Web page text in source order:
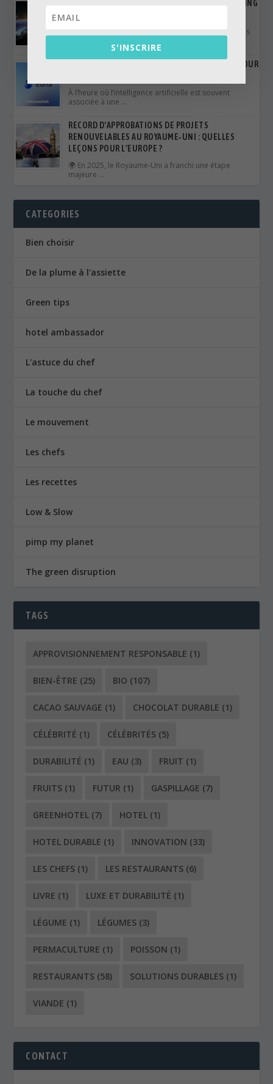
⚖️ VICTOIRE JUDICIAIRE CONTRE LE GREENWASHING
: LES AFFAIRES QUI ONT FAIT BOUGER 2025
Alors que de plus en plus d’entreprises affichent des
EURIA : ET SI L’IA POUVAIT AUSSI ÊTRE BONNE POUR
À l’heure où l’intelligence artificielle est souvent
associée à une …
RECORD D’APPROBATIONS DE PROJETS
RENOUVELABLES AU ROYAUME‑UNI : QUELLES
LEÇONS POUR L’EUROPE ?
🌍 En 2025, le Royaume‑Uni a franchi une étape
majeure …
CATEGORIES
Bien choisir
De la plume à l'assiette
Green tips
hotel ambassador
L'astuce du chef
La touche du chef
Le mouvement
Les chefs
Les recettes
Low & Slow
pimp my planet
The green disruption
TAGS
APPROVISIONNEMENT RESPONSABLE (1)
BIEN-ÊTRE (25) BIO (107)
CACAO SAUVAGE (1) CHOCOLAT DURABLE (1)
CÉLÉBRITÉ (1) CÉLÉBRITÉS (5)
DURABILITÉ (1) EAU (3) FRUIT (1)
FRUITS (1) FUTUR (1) GASPILLAGE (7)
GREENHOTEL (7) HOTEL (1)
HOTEL DURABLE (1) INNOVATION (33)
LES CHEFS (1) LES RESTAURANTS (6)
LIVRE (1) LUXE ET DURABILITÉ (1)
LÉGUME (1) LÉGUMES (3)
PERMACULTURE (1) POISSON (1)
RESTAURANTS (58) SOLUTIONS DURABLES (1)
VIANDE (1)
CONTACT
S'INSCRIRE